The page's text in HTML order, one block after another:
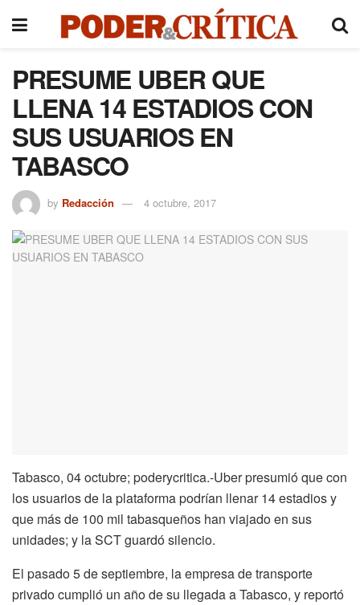
PRESUME UBER QUE
LLENA 14 ESTADIOS CON
SUS USUARIOS EN
TABASCO
by Redacción 4 octubre, 2017
Tabasco, 04 octubre; poderycritica.-Uber presumió que con
los usuarios de la plataforma podrían llenar 14 estadios y
que más de 100 mil tabasqueños han viajado en sus
unidades; y la SCT guardó silencio.
El pasado 5 de septiembre, la empresa de transporte
privado cumplió un año de su llegada a Tabasco, y reportó